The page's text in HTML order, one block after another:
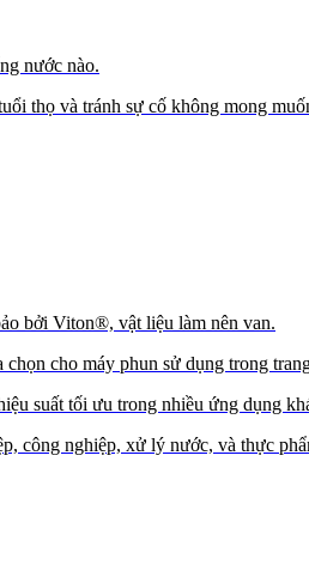
nước nào.
thọ và tránh sự cố không mong
bởi Viton®, vật liệu làm nên van.
cho máy phun sử dụng trong
suất tối ưu trong nhiều ứng dụng
công nghiệp, xử lý nước, và thực